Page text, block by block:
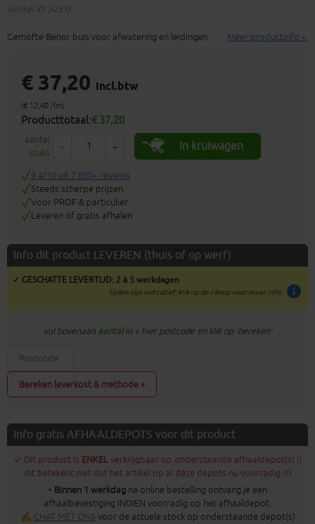
(artikel ID: 3253)
Gemofte Benor buis voor afwatering en leidingen Meer productinfo »
€ 37,20 incl.btw
(€ 12,40 /lm)
Producttotaal:€ 37,20
aantal
stuks
- + In kruiwagen
9.4/10 uit 7.800+ reviews
Steeds scherpe prijzen
Voor PROF & particulier
Leveren of gratis afhalen
Info dit product LEVEREN (thuis of op werf)
✓ GESCHATTE LEVERTIJD: 2 à 5 werkdagen
info
tijden zijn indicatief; klik op de i-knop voor meer info:
vul bovenaan aantalin + hier postcode en klik op 'bereken'
Bereken leverkost & methode »
Info gratis AFHAALDEPOTS voor dit product
✓ Dit product is ENKELverkrijgbaar op onderstaande afhaaldepot(s) (!
dit betekent niet dat het artikel op al deze depots nu voorradig is)
• Binnen 1 werkdagna online bestelling ontvang je een
afhaalbevestiging INDIEN voorradig op het afhaaldepot.
✍ CHAT MET ONS voor de actuele stock op onderstaande depot(s)